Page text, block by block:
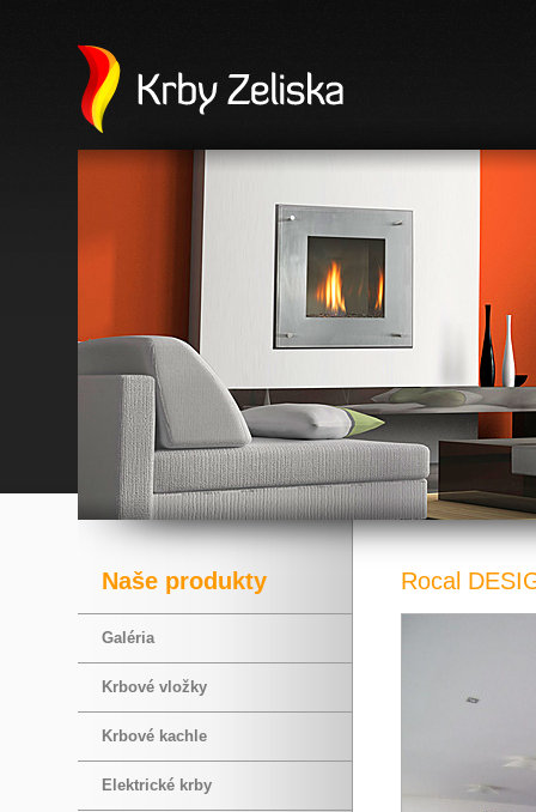
Naše produkty
Galéria
Krbové vložky
Krbové kachle
Elektrické krby
Rocal